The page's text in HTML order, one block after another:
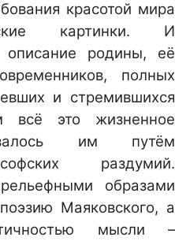
красотой мира
картинки. И
описание родины, её
полных
и стремившихся
это жизненное
им путём
раздумий.
образами
Маяковского, а
мысли –